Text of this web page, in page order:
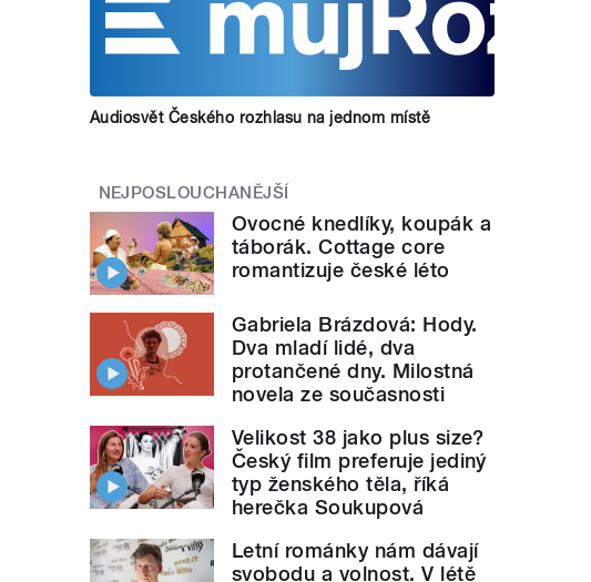
Audiosvět Českého rozhlasu na jednom místě
NEJPOSLOUCHANĚJŠÍ
Ovocné knedlíky, koupák a
táborák. Cottage core
romantizuje české léto
Gabriela Brázdová: Hody.
Dva mladí lidé, dva
protančené dny. Milostná
novela ze současnosti
Velikost 38 jako plus size?
Český film preferuje jediný
typ ženského těla, říká
herečka Soukupová
Letní románky nám dávají
svobodu a volnost. V létě